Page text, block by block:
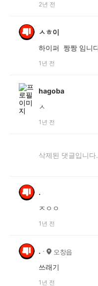
2년 전
ㅅㅎ이
하이퍼 짱짱 임니
1년 전
hagoba
ㅅ
1년 전
삭제된 댓글입니다.
.
ㅈㅇㅇ
1년 전
. 오창읍
쓰래기
1년 전